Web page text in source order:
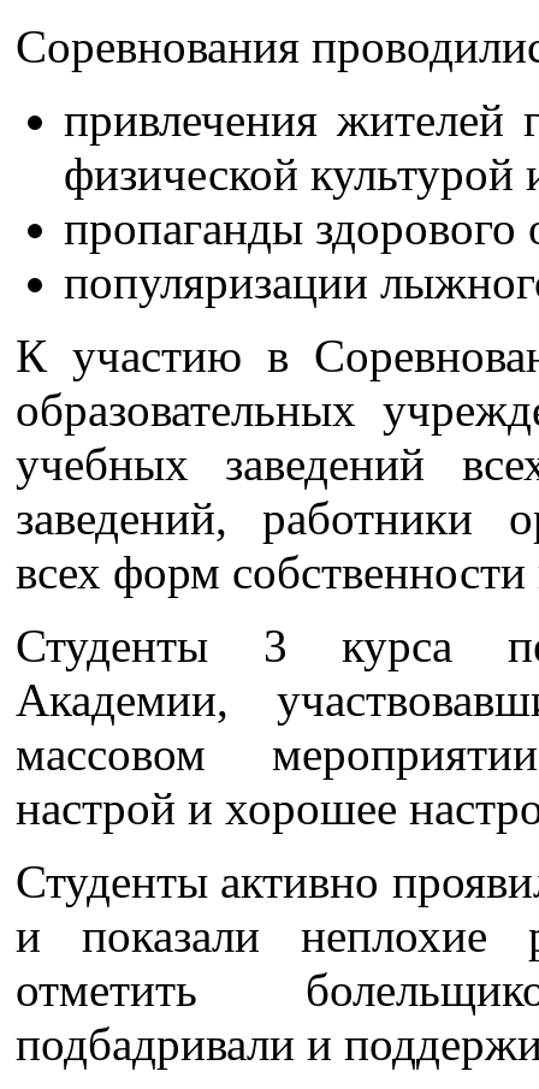
Соревнования
привлечения жителей
физической культурой
пропаганды здорового
популяризации
К участию в
образовательных
учебных заведений
заведений, работники
всех форм
Студенты 3 курса
Академии,
массовом
настрой и хорошее
Студенты активно
и показали неплохие
отметить
подбадривали и